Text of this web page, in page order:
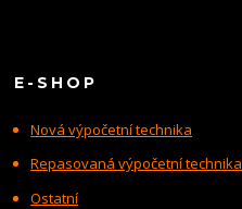
E-SHOP
Nová výpočetní technika
Repasovaná výpočetní technika
Ostatní